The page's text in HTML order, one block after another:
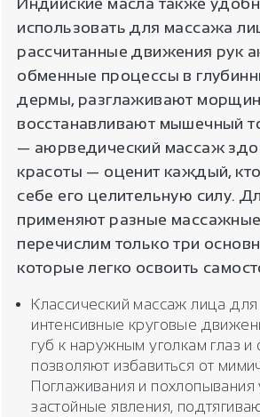
Индийские масла также
использовать для массажа
рассчитанные движения рук
обменные процессы в
дермы, разглаживают
восстанавливают мышечный
— аюрведический массаж
красоты — оценит каждый,
себе его целительную силу.
применяют разные
перечислим только три
которые легко освоить
Классический массаж лица
интенсивные круговые
губ к наружным уголкам глаз и
позволяют избавиться от
Поглаживания и похлопывания
застойные явления,